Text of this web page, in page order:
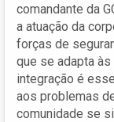
comandante da
a atuação da
forças de
que se adapta
integração é
aos problemas
comunidade se